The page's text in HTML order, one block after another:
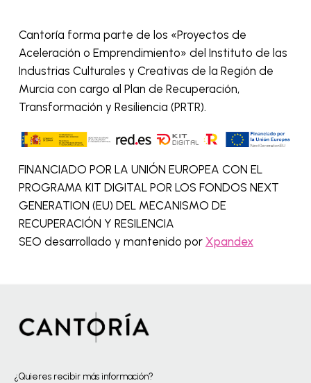
Cantoría forma parte de los «Proyectos de
Aceleración o Emprendimiento» del Instituto de las
Industrias Culturales y Creativas de la Región de
Murcia con cargo al Plan de Recuperación,
Transformación y Resiliencia (PRTR).
FINANCIADO POR LA UNIÓN EUROPEA CON EL
PROGRAMA KIT DIGITAL POR LOS FONDOS NEXT
GENERATION (EU) DEL MECANISMO DE
RECUPERACIÓN Y RESILENCIA
SEO desarrollado y mantenido por Xpandex
¿Quieres recibir más información?